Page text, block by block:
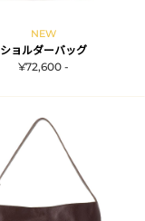
NEW
ショルダーバッグ
¥72,600 -